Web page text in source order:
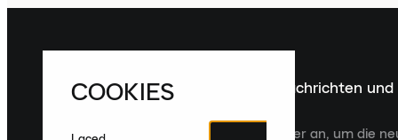
Melde dich für die neuesten Nachrichten und
Veröffentlichungen an
Melde dich für den Laced Newsletter an, um die
COOKIES